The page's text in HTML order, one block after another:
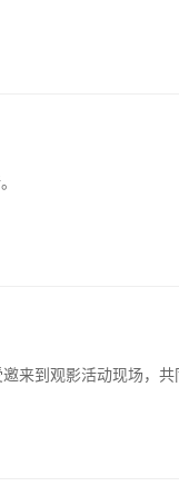
来到观影活动现场，